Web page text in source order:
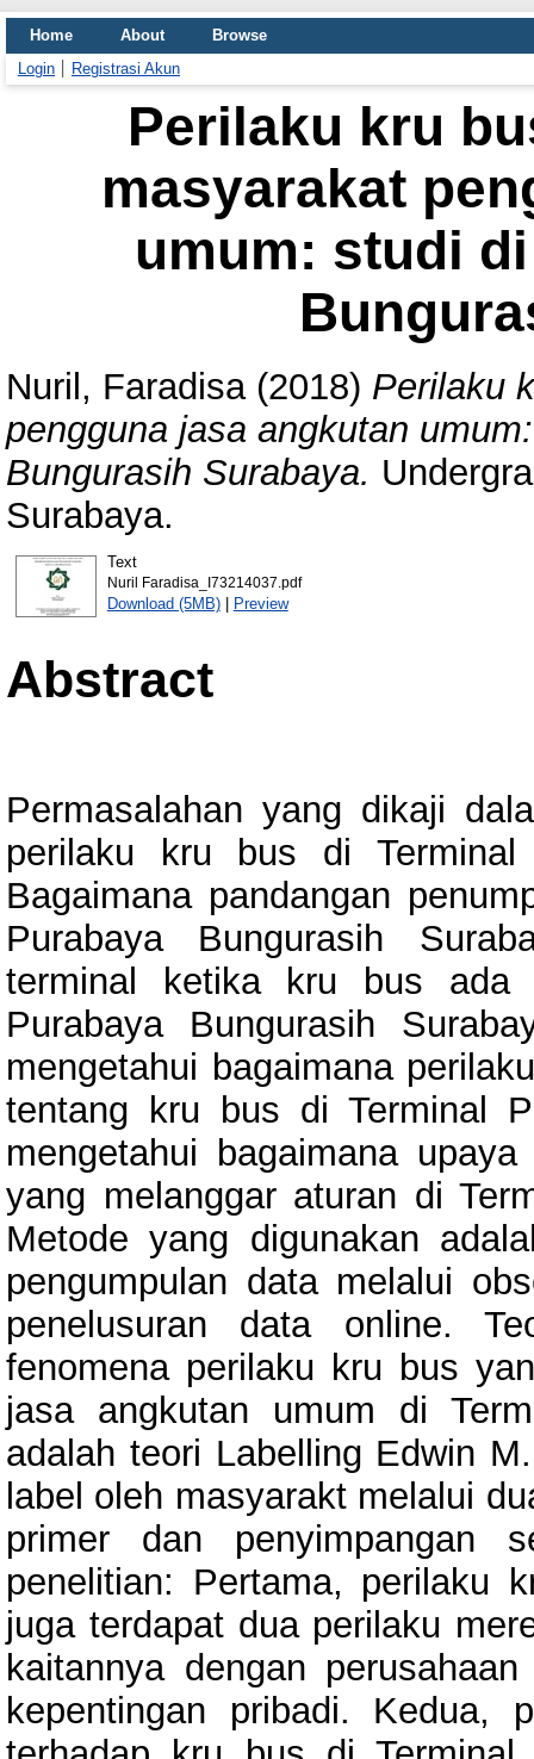
Home About
Browse
Login
Registrasi Akun
Perilaku kru
masyarakat
umum: studi
Nuril, Faradisa(2018) Perilaku
pengguna jasa angkutan
Bungurasih Surabaya.
Surabaya.
Text
Nuril Faradisa_I73214037.pdf
Download (5MB)| Preview
Abstract
Permasalahan yang dikaji
perilaku kru bus di Terminal
Bagaimana pandangan
Purabaya Bungurasih
terminal ketika kru bus ada
Purabaya Bungurasih
mengetahui bagaimana
tentang kru bus di Terminal
mengetahui bagaimana
yang melanggar aturan di
Metode yang digunakan
pengumpulan data melalui
penelusuran data online.
fenomena perilaku kru bus
jasa angkutan umum di
adalah teori Labelling Edwin
label oleh masyarakt melalui
primer dan penyimpangan
penelitian: Pertama, perilaku
juga terdapat dua perilaku
kaitannya dengan
kepentingan pribadi. Kedua,